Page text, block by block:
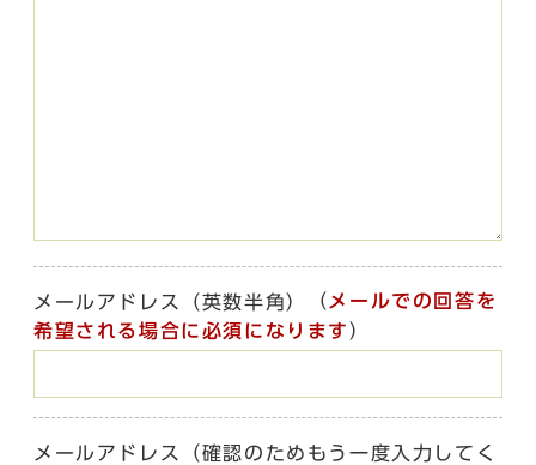
メールアドレス（英数半角） （ メールでの回答を
希望される場合に必須になります ）
メールアドレス（確認のためもう一度入力してく